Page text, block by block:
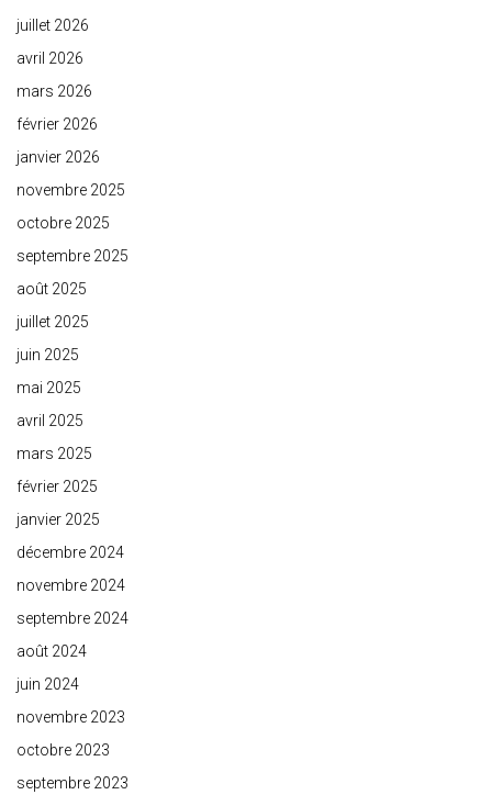
juillet 2026
avril 2026
mars 2026
février 2026
janvier 2026
novembre 2025
octobre 2025
septembre 2025
août 2025
juillet 2025
juin 2025
mai 2025
avril 2025
mars 2025
février 2025
janvier 2025
décembre 2024
novembre 2024
septembre 2024
août 2024
juin 2024
novembre 2023
octobre 2023
septembre 2023